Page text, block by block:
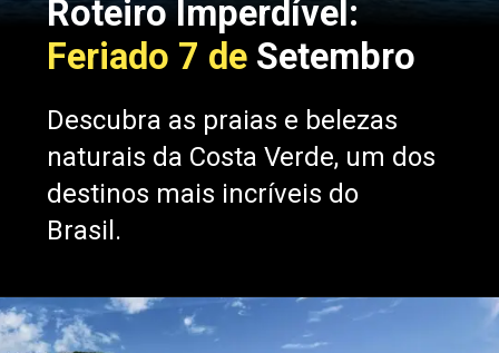
Roteiro Imperdível:
Feriado 7 de Setembro
Descubra as praias e belezas
naturais da Costa Verde, um dos
destinos mais incríveis do
Brasil.